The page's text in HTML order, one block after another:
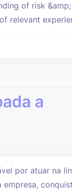
of risk
relevant
a
por atuar na